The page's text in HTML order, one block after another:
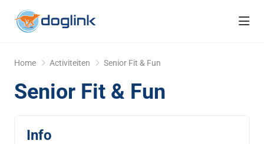
Home Activiteiten Senior Fit & Fun
Senior Fit & Fun
Info